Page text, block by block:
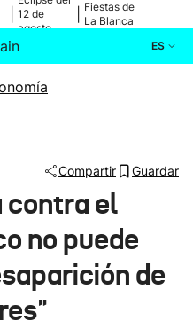
12 de
agosto
Fiestas de
La Blanca
ES
Compartir Guardar
contra el
no puede
de